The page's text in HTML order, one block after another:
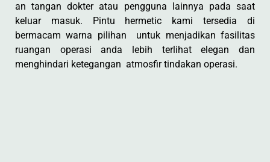
an tangan dokter atau pengguna lainnya pada saat
keluar masuk. Pintu hermetic kami tersedia di
bermacam warna pilihan untuk menjadikan fasilitas
ruangan operasi anda lebih terlihat elegan dan
menghindari ketegangan atmosfir tindakan operasi.